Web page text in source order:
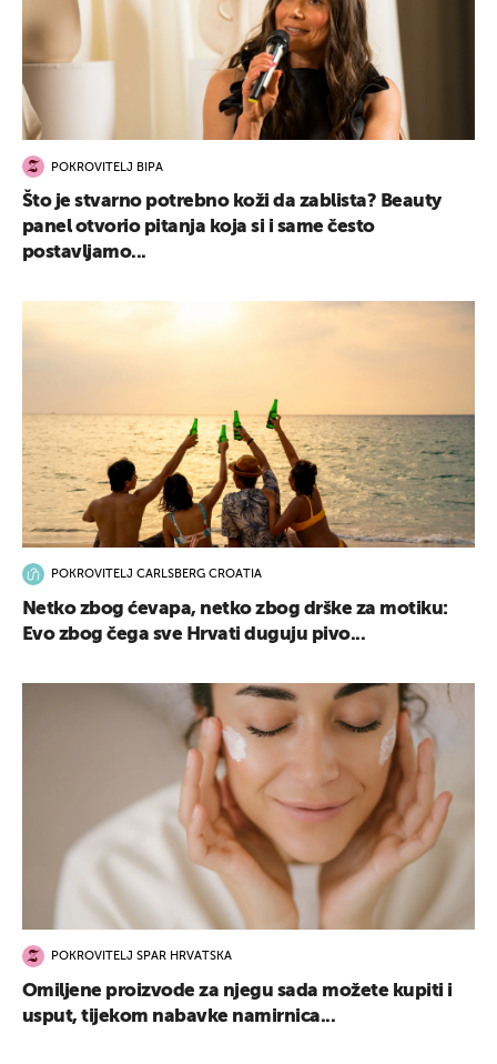
POKROVITELJ BIPA
Što je stvarno potrebno koži da zablista? Beauty
panel otvorio pitanja koja si i same često
postavljamo...
POKROVITELJ CARLSBERG CROATIA
Netko zbog ćevapa, netko zbog drške za motiku:
Evo zbog čega sve Hrvati duguju pivo...
POKROVITELJ SPAR HRVATSKA
Omiljene proizvode za njegu sada možete kupiti i
usput, tijekom nabavke namirnica...